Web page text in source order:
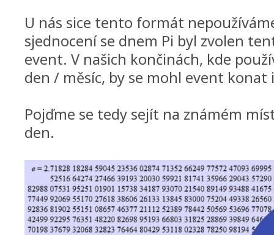
U nás sice tento formát
sjednocení se dnem Pi byl zvolen
event. V našich končinách, kde
den / měsíc, by se mohl event konat
Pojďme se tedy sejít na známém
den.